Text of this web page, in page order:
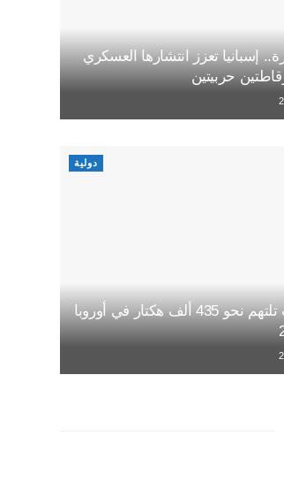
إسبانيا تعزز انتشارها العسكري
حربيتين
دولية
حرائق الغابات تلتهم نحو 435 ألف هكتار في أوروبا